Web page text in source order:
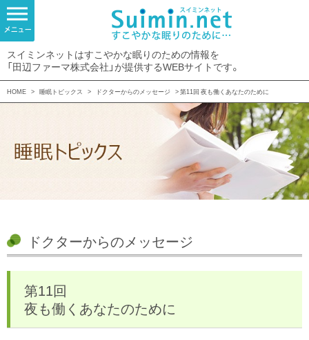
スイミンネットはすこやかな眠りのための情報を
「田辺ファーマ株式会社」が提供するWEBサイトです。
HOME > 睡眠トピックス > ドクターからのメッセージ > 第11回 夜も働くあなたのために
ドクターからのメッセージ
第11回
夜も働くあなたのために